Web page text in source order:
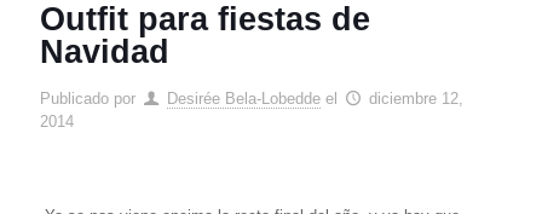
Outfit para fiestas de
Navidad
Publicado por Desirée Bela-Lobedde el
diciembre 12,
2014